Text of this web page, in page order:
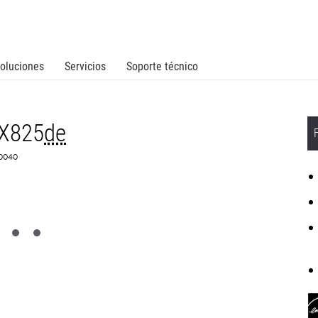
Servicios Soporte técnico
de